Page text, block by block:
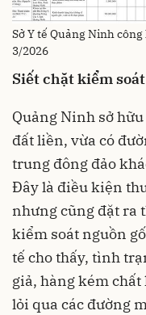
Sở Y tế Quảng Ninh
3/2026
Siết chặt kiểm
Quảng Ninh sở
đất liền, vừa có
trung đông đảo
Đây là điều kiện
nhưng cũng đặt ra
kiểm soát nguồn
tế cho thấy, tình
giả, hàng kém
lỏi qua các đường